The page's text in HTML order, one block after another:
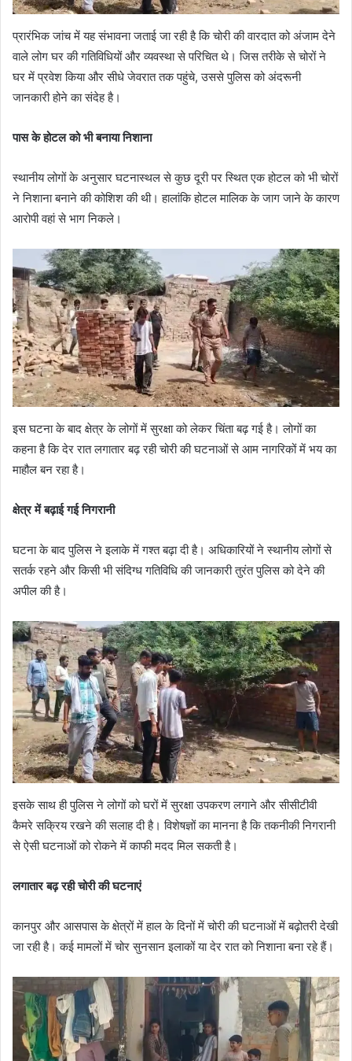
प्रारंभिक जांच में यह संभावना जताई जा रही है कि चोरी की वारदात को अंजाम देने
वाले लोग घर की गतिविधियों और व्यवस्था से परिचित थे। जिस तरीके से चोरों ने
घर में प्रवेश किया और सीधे जेवरात तक पहुंचे, उससे पुलिस को अंदरूनी
जानकारी होने का संदेह है।
पास के होटल को भी बनाया निशाना
स्थानीय लोगों के अनुसार घटनास्थल से कुछ दूरी पर स्थित एक होटल को भी चोरों
ने निशाना बनाने की कोशिश की थी। हालांकि होटल मालिक के जाग जाने के कारण
आरोपी वहां से भाग निकले।
इस घटना के बाद क्षेत्र के लोगों में सुरक्षा को लेकर चिंता बढ़ गई है। लोगों का
कहना है कि देर रात लगातार बढ़ रही चोरी की घटनाओं से आम नागरिकों में भय का
माहौल बन रहा है।
क्षेत्र में बढ़ाई गई निगरानी
घटना के बाद पुलिस ने इलाके में गश्त बढ़ा दी है। अधिकारियों ने स्थानीय लोगों से
सतर्क रहने और किसी भी संदिग्ध गतिविधि की जानकारी तुरंत पुलिस को देने की
अपील की है।
इसके साथ ही पुलिस ने लोगों को घरों में सुरक्षा उपकरण लगाने और सीसीटीवी
कैमरे सक्रिय रखने की सलाह दी है। विशेषज्ञों का मानना है कि तकनीकी निगरानी
से ऐसी घटनाओं को रोकने में काफी मदद मिल सकती है।
लगातार बढ़ रही चोरी की घटनाएं
कानपुर और आसपास के क्षेत्रों में हाल के दिनों में चोरी की घटनाओं में बढ़ोतरी देखी
जा रही है। कई मामलों में चोर सुनसान इलाकों या देर रात को निशाना बना रहे हैं।